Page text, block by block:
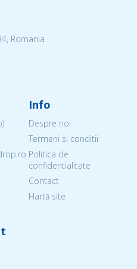
Romania
Info
Despre noi
Termeni si conditii
Politica de
confidentialitate
Contact
Hartă site